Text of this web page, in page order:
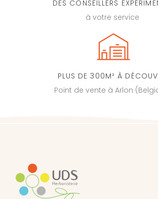
DES CONSEILLERS
à votre service
PLUS DE 300M² À
Point de vente à Arlon